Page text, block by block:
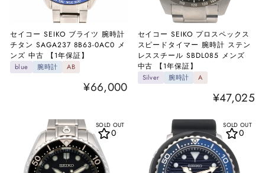
セイコー SEIKO ブライツ 腕時計
チタン SAGA237 8B63-0AC0 メ
ンズ 中古 【1年保証】
blue 腕時計 AB
¥66,000
セイコー SEIKO プロスペックス
スピードタイマー 腕時計 ステン
レススチール SBDL085 メンズ
中古 【1年保証】
Silver 腕時計 A
¥47,025
SOLD OUT
0
SOLD OUT
0